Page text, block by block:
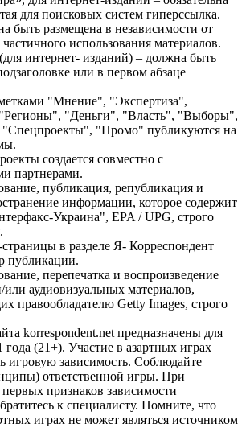
для поисковых систем гиперссылка.
быть размещена в независимости от
использования материалов.
интернет- изданий) – должна быть
или в первом абзаце
"Мнение", "Экспертиза",
"Деньги", "Власть", "Выборы",
"Спецпроекты", "Промо" публикуются на
создается совместно с
партнерами.
публикация, републикация и
информации, которое содержит
Украина", EPA / UPG, строго
в разделе Я- Корреспондент
публикации.
перепечатка и воспроизведение
аудиовизуальных материалов,
правообладателю Getty Images, строго
korrespondent.net предназначены для
года (21+). Участие в азартных играх
игровую зависимость. Соблюдайте
ответственной игры. При
признаков зависимости
к специалисту. Помните, что
играх не может являться источником